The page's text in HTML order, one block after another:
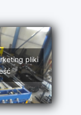
pliki